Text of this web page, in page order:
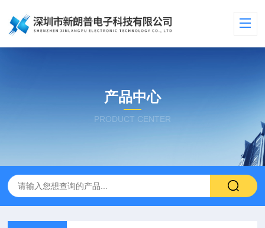
产品中心
PRODUCT CENTER